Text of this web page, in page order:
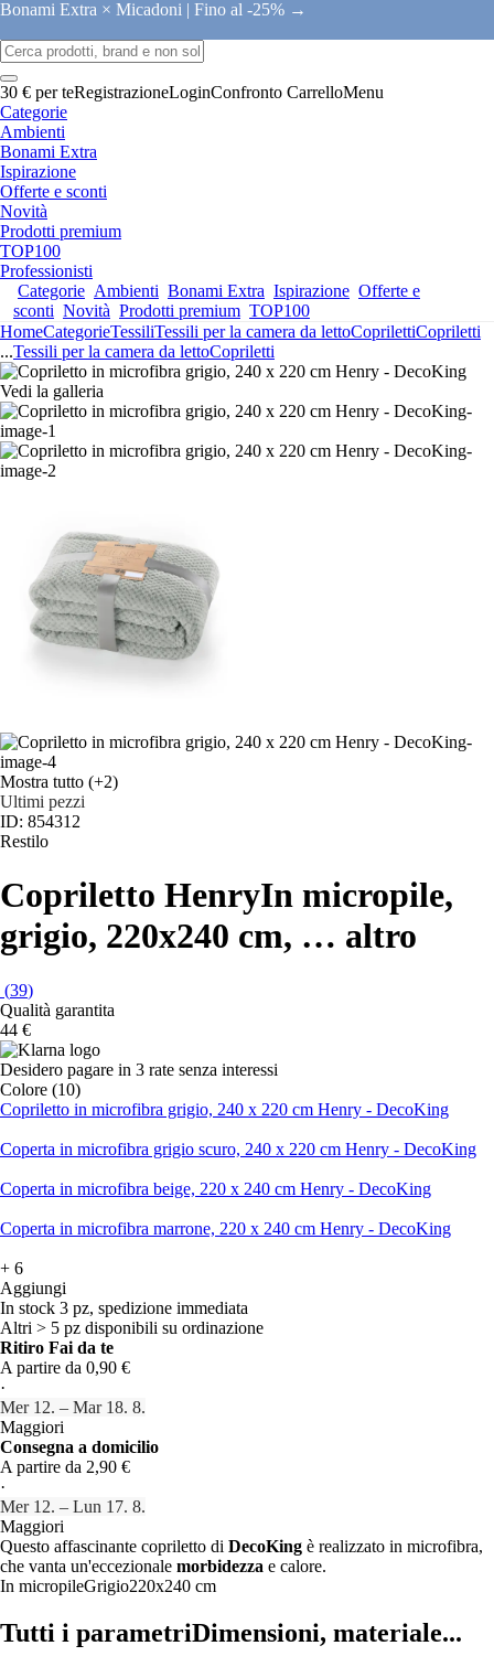
Bonami Extra × Micadoni | Fino al -25% →
30 € per teRegistrazioneLoginConfronto CarrelloMenu
Categorie
Ambienti
Bonami Extra
Ispirazione
Offerte e sconti
Novità
Prodotti premium
TOP100
Professionisti
Categorie Ambienti Bonami Extra Ispirazione Offerte e
sconti Novità Prodotti premium TOP100
HomeCategorieTessiliTessili per la camera da lettoCoprilettiCopriletti
...Tessili per la camera da lettoCopriletti
Vedi la galleria
Mostra tutto (+2)
Ultimi pezzi
ID: 854312
Restilo
Copriletto HenryIn micropile,
grigio, 220x240 cm, … altro
(39)
Qualità garantita
44 €
Desidero pagare in 3 rate senza interessi
Colore (10)
Copriletto in microfibra grigio, 240 x 220 cm Henry - DecoKing
Coperta in microfibra grigio scuro, 240 x 220 cm Henry - DecoKing
Coperta in microfibra beige, 220 x 240 cm Henry - DecoKing
Coperta in microfibra marrone, 220 x 240 cm Henry - DecoKing
+ 6
Aggiungi
In stock 3 pz, spedizione immediata
Altri > 5 pz disponibili su ordinazione
Ritiro Fai da te
A partire da 0,90 €
·
Mer 12. – Mar 18. 8.
Maggiori
Consegna a domicilio
A partire da 2,90 €
·
Mer 12. – Lun 17. 8.
Maggiori
Questo affascinante copriletto di DecoKing è realizzato in microfibra,
che vanta un'eccezionale morbidezza e calore.
In micropileGrigio220x240 cm
Tutti i parametriDimensioni, materiale...